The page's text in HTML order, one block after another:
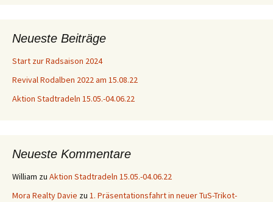
Neueste Beiträge
Start zur Radsaison 2024
Revival Rodalben 2022 am 15.08.22
Aktion Stadtradeln 15.05.-04.06.22
Neueste Kommentare
William zu Aktion Stadtradeln 15.05.-04.06.22
Mora Realty Davie zu 1. Präsentationsfahrt in neuer TuS-Trikot-